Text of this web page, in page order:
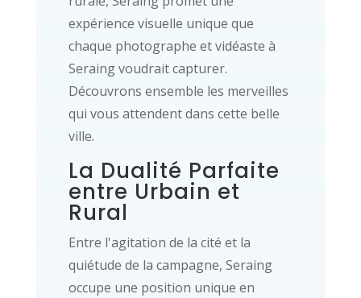
expérience visuelle unique que
chaque photographe et vidéaste à
Seraing voudrait capturer.
Découvrons ensemble les merveilles
qui vous attendent dans cette belle
ville.
La Dualité Parfaite
entre Urbain et
Rural
Entre l'agitation de la cité et la
quiétude de la campagne, Seraing
occupe une position unique en